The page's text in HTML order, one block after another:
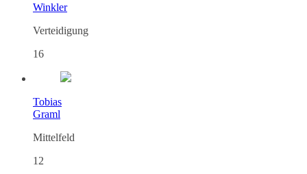
Winkler
Verteidigung
16
Tobias
Graml
Mittelfeld
12